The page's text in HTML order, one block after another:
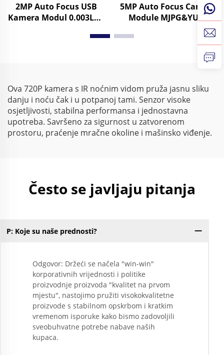
2MP Auto Focus USB
Kamera Modul 0.003Lux
Dinamički raspon 86dB
5MP Auto Focus Camera
Module MJPG&YUY2
1944P 25fps 1080P 60fps
Visok brzina USB3.0
Ova 720P kamera s IR noćnim vidom pruža jasnu sliku
danju i noću čak i u potpanoj tami. Senzor visoke
osjetljivosti, stabilna performansa i jednostavna
upotreba. Savršeno za sigurnost u zatvorenom
prostoru, praćenje mračne okoline i mašinsko viđenje.
Često se javljaju pitanja
P: Koje su naše prednosti?
Odgovor: Držeći se načela "win-win"
korporativnih vrijednosti i politike
proizvodnje proizvoda "kvalitet na prvom
mjestu", nastojimo pružiti visokokvalitetne
proizvode s stabilnom opskrbom i kratkim
vremenom isporuke kako bismo zadovoljili
sveobuhvatne potrebe nabave naših
kupaca.